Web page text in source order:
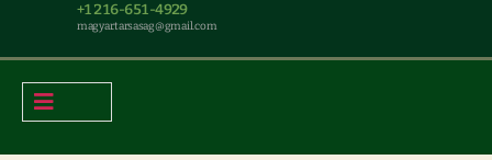
+1 216-651-4929
magyar.tarsasag@gmail.com